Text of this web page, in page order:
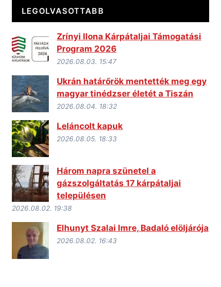
LEGOLVASOTTABB
Zrínyi Ilona Kárpátaljai Támogatási
Program 2026
2026.08.03. 15:47
Ukrán határőrök mentették meg egy
magyar tinédzser életét a Tiszán
2026.08.04. 18:32
Leláncolt kapuk
2026.08.05. 18:33
Három napra szünetel a
gázszolgáltatás 17 kárpátaljai
településen
2026.08.02. 19:38
Elhunyt Szalai Imre, Badaló elöljárója
2026.08.02. 16:43